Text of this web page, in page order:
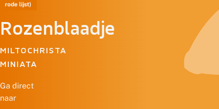
rode lijst)
Rozenblaadje
MILTOCHRISTA
MINIATA
Ga direct
naar